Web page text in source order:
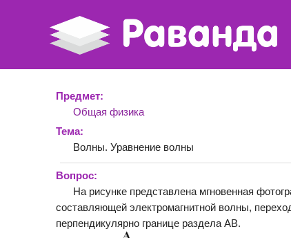
Предмет:
Общая физика
Тема:
Волны. Уравнение волны
Вопрос:
На рисунке представлена мгновенная
составляющей электромагнитной волны,
перпендикулярно границе раздела АВ.